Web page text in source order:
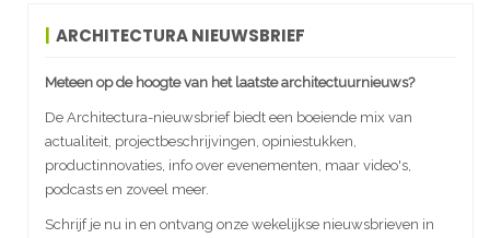
ARCHITECTURA NIEUWSBRIEF
Meteen op de hoogte van het laatste architectuurnieuws?
De Architectura-nieuwsbrief biedt een boeiende mix van
actualiteit, projectbeschrijvingen, opiniestukken,
productinnovaties, info over evenementen, maar video's,
podcasts en zoveel meer.
Schrijf je nu in en ontvang onze wekelijkse nieuwsbrieven in